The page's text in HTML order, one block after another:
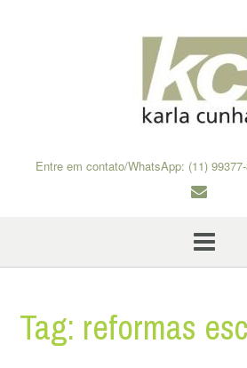
Entre em contato/WhatsApp: (11)
Tag: reformas